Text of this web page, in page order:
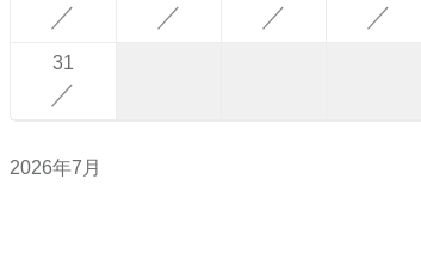
／ ／ ／ ／
31
／
2026年7月